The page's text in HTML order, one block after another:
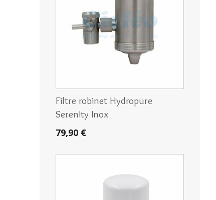
Filtre robinet Hydropure
Serenity Inox
79,90 €